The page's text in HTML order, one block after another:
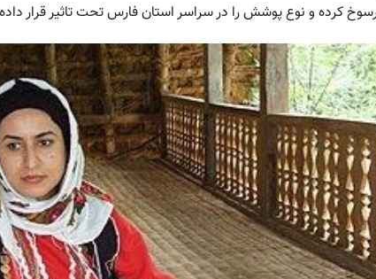
کرده و نوع پوشش را در سراسر استان فارس تحت تاثیر قرار
آمیتاب
+ فیلم